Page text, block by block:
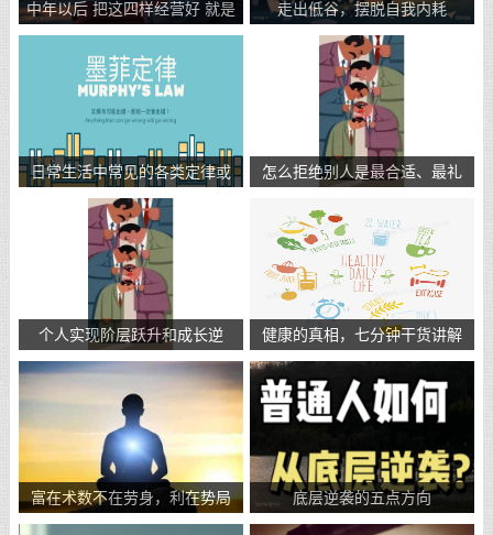
中年以后 把这四样经营好 就是
在赚钱
走出低谷，摆脱自我内耗
日常生活中常见的各类定律或
经验总结
怎么拒绝别人是最合适、最礼
个人实现阶层跃升和成长逆
袭，核心观点是做到以下八件
健康的真相，七分钟干货讲解
看完终身受益
富在术数不在劳身，利在势局
不在力耕
底层逆袭的五点方向